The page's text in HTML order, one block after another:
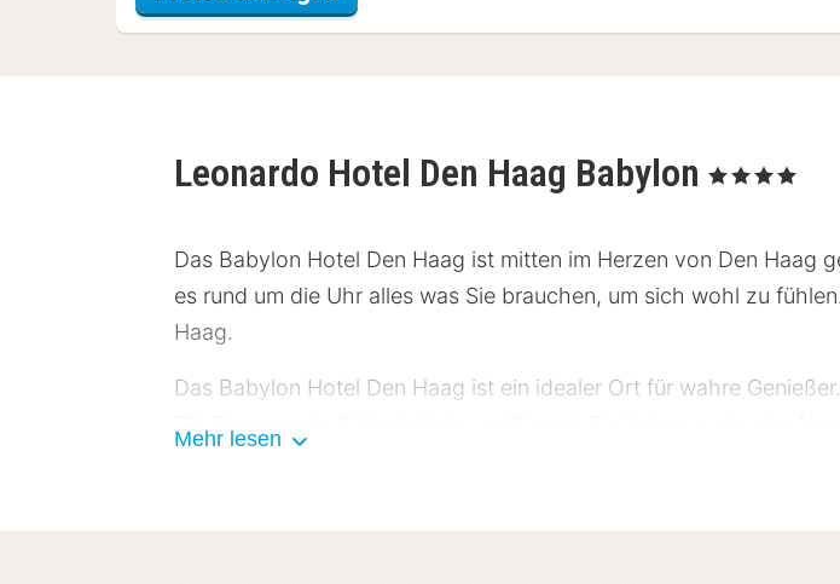
Leonardo Hotel Den Haag Babylon , 4 Sterne
Das Babylon Hotel Den Haag ist mitten im Herzen von Den Haag
es rund um die Uhr alles was Sie brauchen, um sich wohl zu
Haag.
Das Babylon Hotel Den Haag ist ein idealer Ort für wahre
Mehr lesen